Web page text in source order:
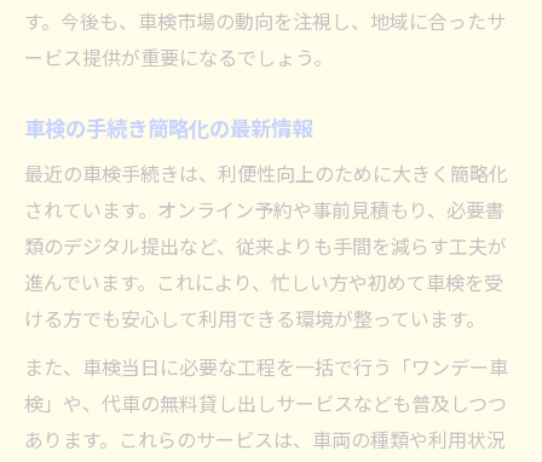
す。今後も、車検市場の動向を注視し、地域に合ったサ
ービス提供が重要になるでしょう。
車検の手続き簡略化の最新情報
最近の車検手続きは、利便性向上のために大きく簡略化
されています。オンライン予約や事前見積もり、必要書
類のデジタル提出など、従来よりも手間を減らす工夫が
進んでいます。これにより、忙しい方や初めて車検を受
ける方でも安心して利用できる環境が整っています。
また、車検当日に必要な工程を一括で行う「ワンデー車
検」や、代車の無料貸し出しサービスなども普及しつつ
あります。これらのサービスは、車両の種類や利用状況